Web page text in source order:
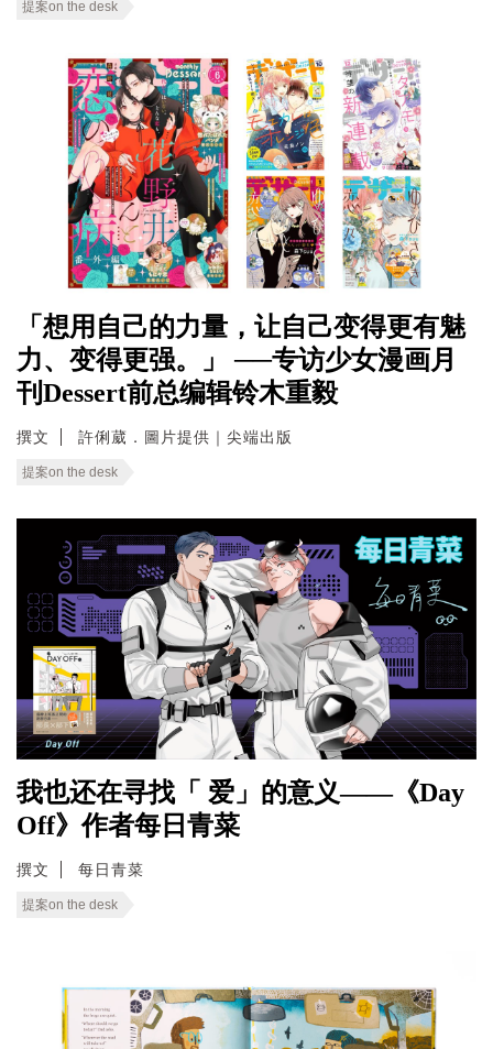
提案on the desk
「想用自己的力量，让自己变得更有魅
力、变得更强。」 ──专访少女漫画月
刊Dessert前总编辑铃木重毅
撰文 許俐葳．圖片提供｜尖端出版
提案on the desk
我也还在寻找「 爱」的意义——《Day
Off》作者每日青菜
撰文 每日青菜
提案on the desk